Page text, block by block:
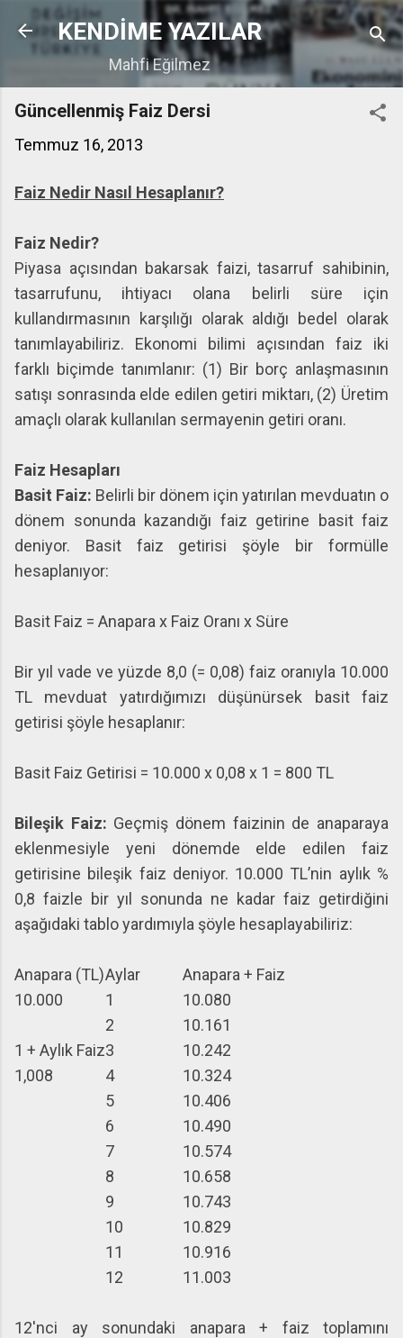
Ana içeriğe atla
KENDİME YAZILAR
Mahfi Eğilmez
Güncellenmiş Faiz Dersi
Temmuz 16, 2013
Faiz Nedir Nasıl Hesaplanır?
Faiz Nedir?
Piyasa açısından bakarsak faizi, tasarruf sahibinin,
tasarrufunu, ihtiyacı olana belirli süre için
kullandırmasının karşılığı olarak aldığı bedel olarak
tanımlayabiliriz. Ekonomi bilimi açısından faiz iki
farklı biçimde tanımlanır: (1) Bir borç anlaşmasının
satışı sonrasında elde edilen getiri miktarı, (2) Üretim
amaçlı olarak kullanılan sermayenin getiri oranı.
Faiz Hesapları
Basit Faiz: Belirli bir dönem için yatırılan mevduatın o
dönem sonunda kazandığı faiz getirine basit faiz
deniyor. Basit faiz getirisi şöyle bir formülle
hesaplanıyor:
Basit Faiz = Anapara x Faiz Oranı x Süre
Bir yıl vade ve yüzde 8,0 (= 0,08) faiz oranıyla 10.000
TL mevduat yatırdığımızı düşünürsek basit faiz
getirisi şöyle hesaplanır:
Basit Faiz Getirisi = 10.000 x 0,08 x 1 = 800 TL
Bileşik Faiz: Geçmiş dönem faizinin de anaparaya
eklenmesiyle yeni dönemde elde edilen faiz
getirisine bileşik faiz deniyor. 10.000 TL’nin aylık %
0,8 faizle bir yıl sonunda ne kadar faiz getirdiğini
aşağıdaki tablo yardımıyla şöyle hesaplayabiliriz:
Anapara (TL)Aylar
Anapara + Faiz
10.000
1
10.080
2
10.161
1 + Aylık Faiz3
10.242
1,008
4
10.324
5
10.406
6
10.490
7
10.574
8
10.658
9
10.743
10
10.829
11
10.916
12
11.003
12'nci ay sonundaki anapara + faiz toplamını